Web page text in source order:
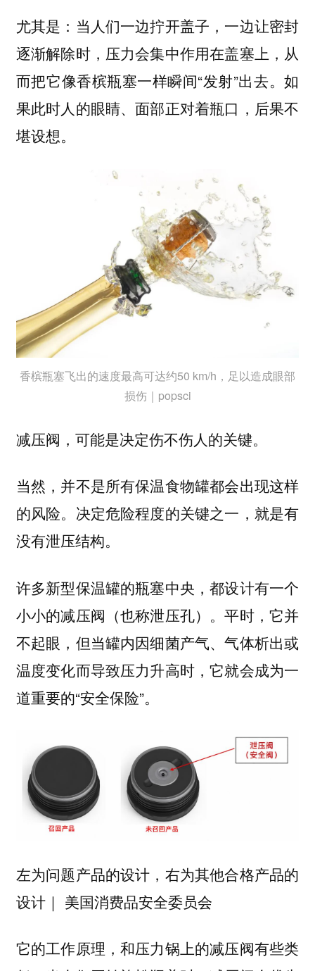
尤其是：当人们一边拧开盖子，一边让密封
逐渐解除时，压力会集中作用在盖塞上，从
而把它像香槟瓶塞一样瞬间“发射”出去。如
果此时人的眼睛、面部正对着瓶口，后果不
堪设想。
香槟瓶塞飞出的速度最高可达约50 km/h，足以造成眼部
损伤｜popsci
减压阀，可能是决定伤不伤人的关键。
当然，并不是所有保温食物罐都会出现这样
的风险。决定危险程度的关键之一，就是有
没有泄压结构。
许多新型保温罐的瓶塞中央，都设计有一个
小小的减压阀（也称泄压孔）。平时，它并
不起眼，但当罐内因细菌产气、气体析出或
温度变化而导致压力升高时，它就会成为一
道重要的“安全保险”。
左为问题产品的设计，右为其他合格产品的
设计｜ 美国消费品安全委员会
它的工作原理，和压力锅上的减压阀有些类